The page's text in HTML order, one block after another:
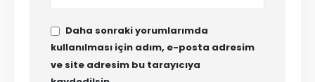
Daha sonraki yorumlarımda
kullanılması için adım, e-posta adresim
ve site adresim bu tarayıcıya